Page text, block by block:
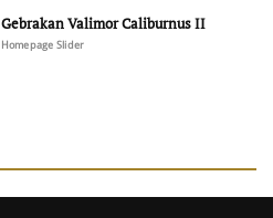
Gebrakan Valimor Caliburnus II
Homepage Slider